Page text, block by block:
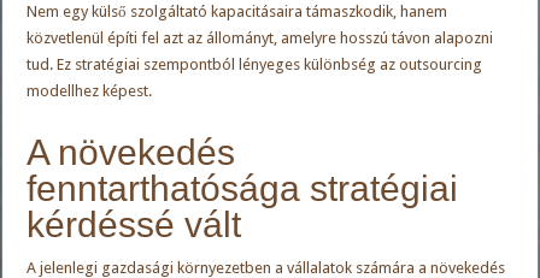
Nem egy külső szolgáltató kapacitásaira támaszkodik, hanem
közvetlenül építi fel azt az állományt, amelyre hosszú távon alapozni
tud. Ez stratégiai szempontból lényeges különbség az outsourcing
modellhez képest.
A növekedés
fenntarthatósága stratégiai
kérdéssé vált
A jelenlegi gazdasági környezetben a vállalatok számára a növekedés